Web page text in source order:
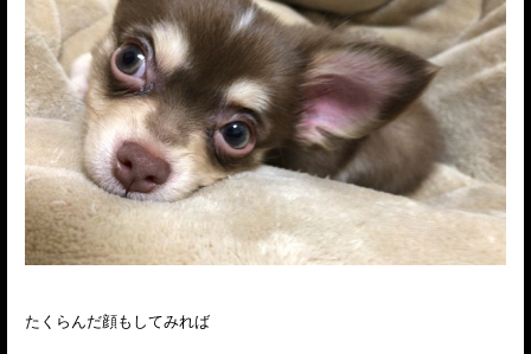
たくらんだ顔もしてみれば